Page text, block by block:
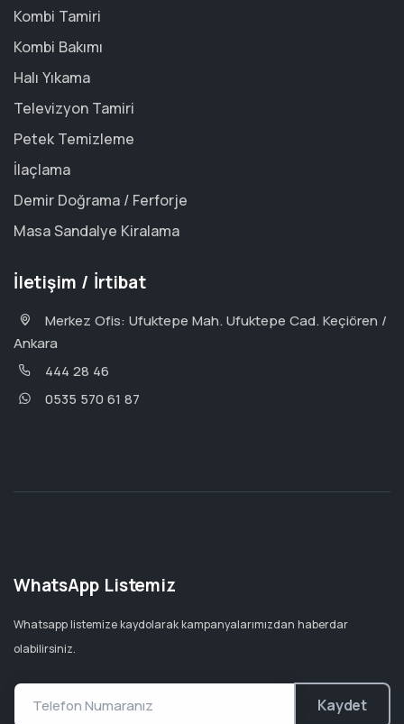
Kombi Tamiri
Kombi Bakımı
Halı Yıkama
Televizyon Tamiri
Petek Temizleme
İlaçlama
Demir Doğrama / Ferforje
Masa Sandalye Kiralama
İletişim / İrtibat
Merkez Ofis: Ufuktepe Mah. Ufuktepe Cad. Keçiören /
Ankara
444 28 46
0535 570 61 87
WhatsApp Listemiz
Whatsapp listemize kaydolarak kampanyalarımızdan haberdar
olabilirsiniz.
Kaydet